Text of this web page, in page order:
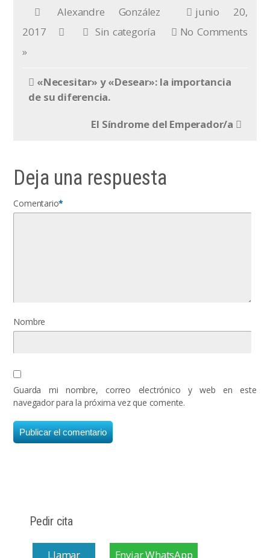
Alexandre González
junio 20,
2017
Sin categoría
No Comments
»
«Necesitar» y «Desear»: la importancia
de su diferencia.
El Síndrome del Emperador/a
Deja una respuesta
Comentario*
Nombre
Guarda mi nombre, correo electrónico y web en este
navegador para la próxima vez que comente.
Pedir cita
Llamar Enviar WhatsApp